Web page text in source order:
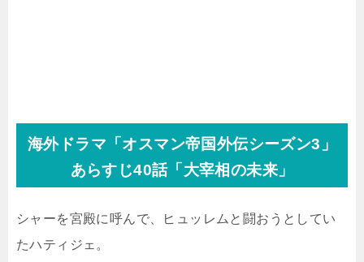
海外ドラマ「オスマン帝国外伝シーズン3」
あらすじ40話「大宰相の未来」
シャーを宮殿に呼んで、ヒュッレムと闘おうとしてい
たハティジェ。